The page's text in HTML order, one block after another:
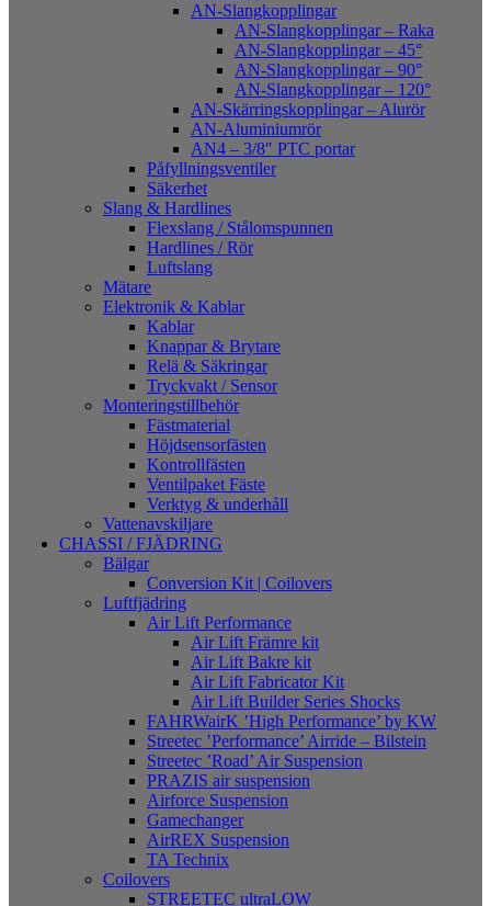
AN-Slangkopplingar
AN-Slangkopplingar – Raka
AN-Slangkopplingar – 45°
AN-Slangkopplingar – 90°
AN-Slangkopplingar – 120°
AN-Skärringskopplingar – Alurör
AN-Aluminiumrör
AN4 – 3/8″ PTC portar
Påfyllningsventiler
Säkerhet
Slang & Hardlines
Flexslang / Stålomspunnen
Hardlines / Rör
Luftslang
Mätare
Elektronik & Kablar
Kablar
Knappar & Brytare
Relä & Säkringar
Tryckvakt / Sensor
Monteringstillbehör
Fästmaterial
Höjdsensorfästen
Kontrollfästen
Ventilpaket Fäste
Verktyg & underhåll
Vattenavskiljare
CHASSI / FJÄDRING
Bälgar
Conversion Kit | Coilovers
Luftfjädring
Air Lift Performance
Air Lift Främre kit
Air Lift Bakre kit
Air Lift Fabricator Kit
Air Lift Builder Series Shocks
FAHRWairK ’High Performance’ by KW
Streetec ’Performance’ Airride – Bilstein
Streetec ’Road’ Air Suspension
PRAZIS air suspension
Airforce Suspension
Gamechanger
AirREX Suspension
TA Technix
Coilovers
STREETEC ultraLOW